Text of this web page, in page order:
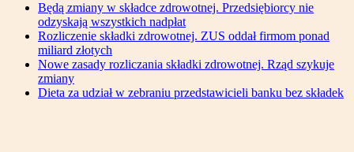
Będą zmiany w składce zdrowotnej. Przedsiębiorcy nie
odzyskają wszystkich nadpłat
Rozliczenie składki zdrowotnej. ZUS oddał firmom ponad
miliard złotych
Nowe zasady rozliczania składki zdrowotnej. Rząd szykuje
zmiany
Dieta za udział w zebraniu przedstawicieli banku bez składek